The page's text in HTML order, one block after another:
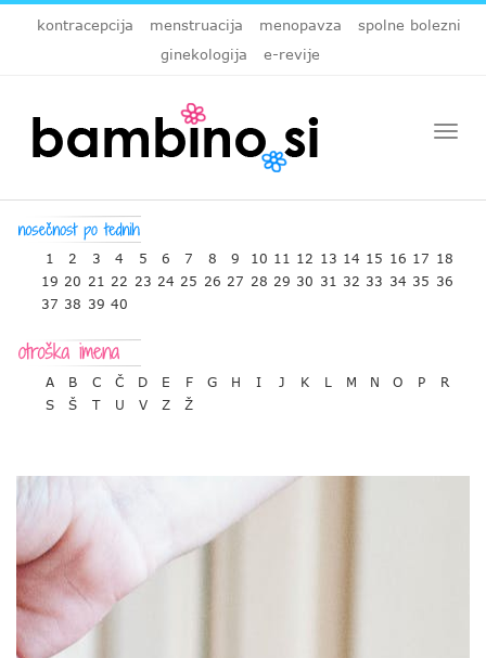
kontracepcija menstruacija menopavza
spolne bolezni
ginekologija
e-revije
1 2 3 4 5 6 7 8 9 10 11 12 13 14 15 16 17 18
19 20 21 22 23 24 25 26 27 28 29 30 31 32 33 34 35 36
37 38 39 40
A B C Č D E F G H I J K L M N O P
R
S
Š T U V Z Ž